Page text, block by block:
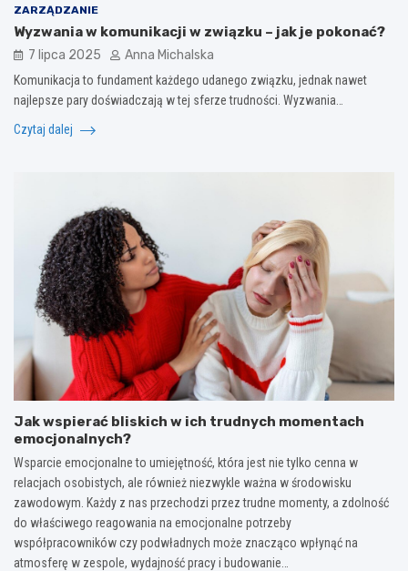
ZARZĄDZANIE
Wyzwania w komunikacji w związku – jak je pokonać?
7 lipca 2025 Anna Michalska
Komunikacja to fundament każdego udanego związku, jednak nawet
najlepsze pary doświadczają w tej sferze trudności. Wyzwania…
Czytaj dalej
Jak wspierać bliskich w ich trudnych momentach
emocjonalnych?
Wsparcie emocjonalne to umiejętność, która jest nie tylko cenna w
relacjach osobistych, ale również niezwykle ważna w środowisku
zawodowym. Każdy z nas przechodzi przez trudne momenty, a zdolność
do właściwego reagowania na emocjonalne potrzeby
współpracowników czy podwładnych może znacząco wpłynąć na
atmosferę w zespole, wydajność pracy i budowanie…